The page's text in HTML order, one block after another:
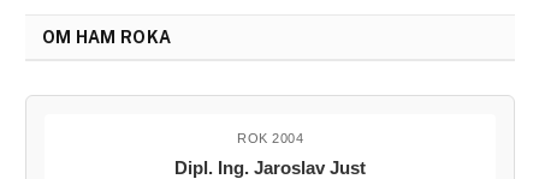
OM HAM ROKA
ROK 2004
Dipl. Ing. Jaroslav Just